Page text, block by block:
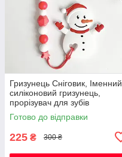
Гризунець Сніговик, Іменний
силіконовий гризунець,
прорізувач для зубів
Готово до відправки
225 ₴ 300 ₴